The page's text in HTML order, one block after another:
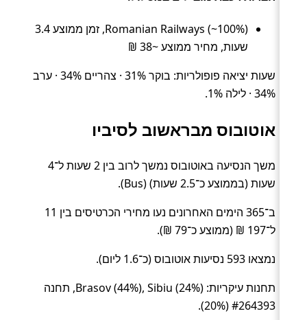
Romanian Railways (~100%), זמן ממוצע 3.4
שעות, מחיר ממוצע ~38 ₪
שעות יציאה פופולריות: בוקר 31% · צהריים 34% · ערב
34% · לילה 1%.
אוטובוס מבראשוב לסיביו
משך הנסיעה באוטובוס נמשך לרוב בין 2 שעות ל־4
שעות (בממוצע כ־2.5 שעות) (Bus).
ב־365 הימים האחרונים נעו מחירי הכרטיסים בין 11
ל־197 ₪ (ממוצע כ־79 ₪).
נמצאו 593 נסיעות אוטובוס (כ־1.6 ליום).
תחנות עיקריות: Brasov (44%), Sibiu (24%), תחנה
#264393 (20%).